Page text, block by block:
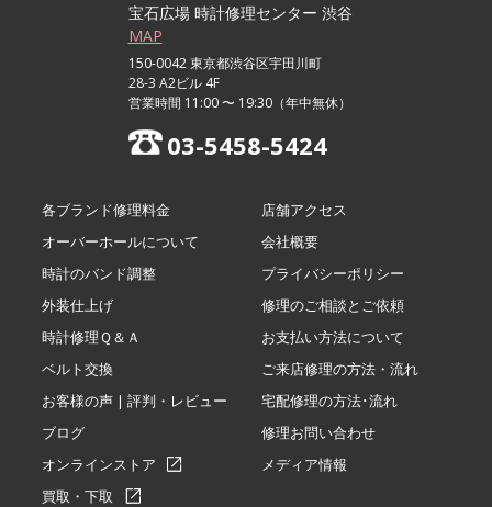
宝石広場 時計修理センター 渋谷
MAP
150-0042 東京都渋谷区宇田川町
28-3 A2ビル 4F
営業時間 11:00 〜 19:30（年中無休）
03-5458-5424
各ブランド修理料金
オーバーホールについて
時計のバンド調整
外装仕上げ
時計修理Ｑ＆Ａ
ベルト交換
お客様の声 | 評判・レビュー
ブログ
オンラインストア
買取・下取
店舗アクセス
会社概要
プライバシーポリシー
修理のご相談とご依頼
お支払い方法について
ご来店修理の方法・流れ
宅配修理の方法･流れ
修理お問い合わせ
メディア情報